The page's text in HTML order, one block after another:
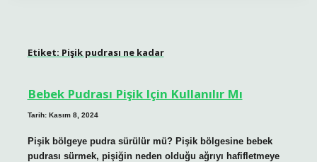
Etiket: Pişik pudrası ne kadar
Bebek Pudrası Pişik Için Kullanılır Mı
Tarih: Kasım 8, 2024
Pişik bölgeye pudra sürülür mü? Pişik bölgesine bebek
pudrası sürmek, pişiğin neden olduğu ağrıyı hafifletmeye